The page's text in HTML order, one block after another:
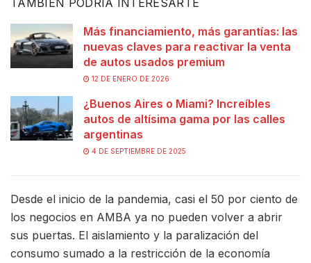
Más financiamiento, más garantías: las
nuevas claves para reactivar la venta
de autos usados premium
12 DE ENERO DE 2026
¿Buenos Aires o Miami? Increíbles
autos de altísima gama por las calles
argentinas
4 DE SEPTIEMBRE DE 2025
Desde el inicio de la pandemia, casi el 50 por ciento de
los negocios en AMBA ya no pueden volver a abrir
sus puertas. El aislamiento y la paralización del
consumo sumado a la restricción de la economía